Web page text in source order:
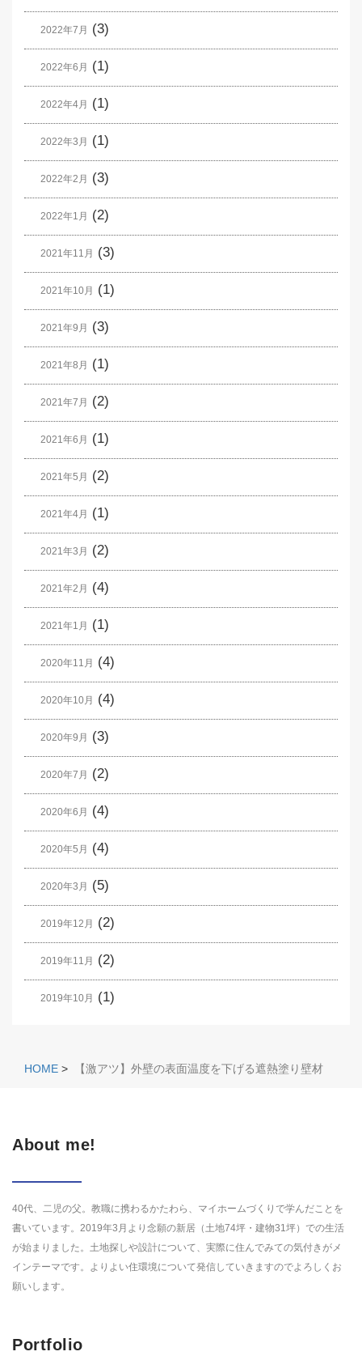
2022年7月 (3)
2022年6月 (1)
2022年4月 (1)
2022年3月 (1)
2022年2月 (3)
2022年1月 (2)
2021年11月 (3)
2021年10月 (1)
2021年9月 (3)
2021年8月 (1)
2021年7月 (2)
2021年6月 (1)
2021年5月 (2)
2021年4月 (1)
2021年3月 (2)
2021年2月 (4)
2021年1月 (1)
2020年11月 (4)
2020年10月 (4)
2020年9月 (3)
2020年7月 (2)
2020年6月 (4)
2020年5月 (4)
2020年3月 (5)
2019年12月 (2)
2019年11月 (2)
2019年10月 (1)
HOME > 【激アツ】外壁の表面温度を下げる遮熱塗り壁材
About me!
40代、二児の父。教職に携わるかたわら、マイホームづくりで学んだことを
書いています。2019年3月より念願の新居（土地74坪・建物31坪）での生活
が始まりました。土地探しや設計について、実際に住んでみての気付きがメ
インテーマです。よりよい住環境について発信していきますのでよろしくお
願いします。
Portfolio